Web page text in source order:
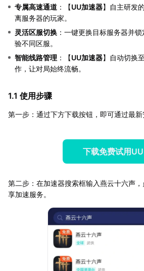
专属高速通道 ：【UU加速器】自主研发
离服务器的玩家。
灵活区服切换 ：一键更换目标服务器并
验不同区服。
智能线路管理 ：【UU加速器】自动切换
作，让对局始终流畅。
1.1 使用步骤
第一步：通过下方下载按钮，即可通过最新
下载免费试用UU
第二步：在加速器搜索框输入燕云十六声
享加速服务。